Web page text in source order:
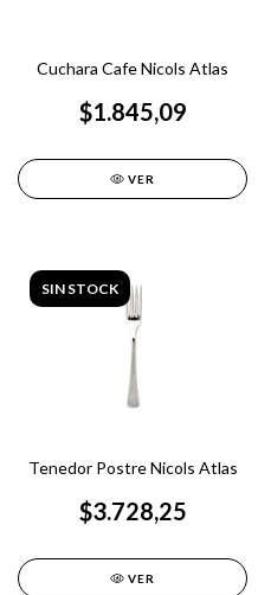
Cuchara Cafe Nicols Atlas
$1.845,09
VER
SIN STOCK
Tenedor Postre Nicols Atlas
$3.728,25
VER